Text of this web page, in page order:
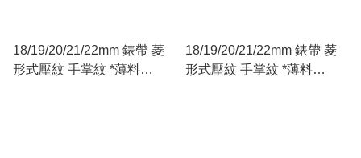
18/19/20/21/22mm 錶帶 菱
形式壓紋 手掌紋 *薄料
18/19/20/21/22mm 錶帶 菱
形式壓紋 手掌紋 *薄料